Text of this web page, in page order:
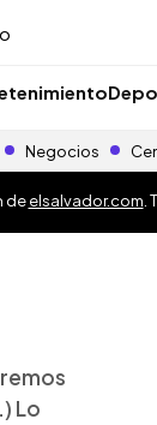
Negocios
deelsalvador.com
Lo